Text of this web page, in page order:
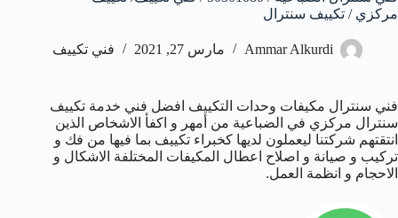
مركزي / تكييف سنترال
Ammar Alkurdi مارس 27, 2021 فني تكييف
فني سنترال مكيفات وحدات التكييف افضل فني خدمة تكييف
سنترال مركزي في الضباعية من أمهر و اكفأ الاشخاص الذين
انتقتهم شركتنا ليعملون لديها كخبراء تكييف بما فيها من فك و
تركيب و صيانة و اصلاح اعطال المكيفات المختلفة الاشكال و
الاحجام و انظمة العمل.